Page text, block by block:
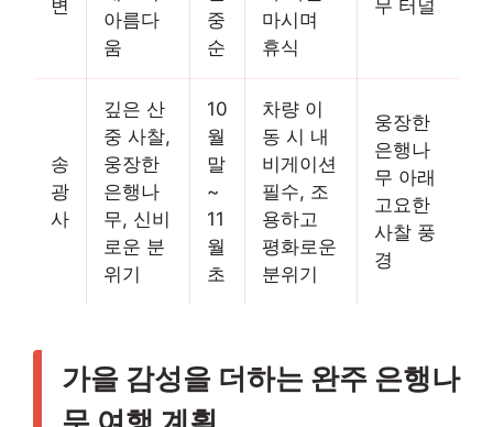
변
아름다
움
중
순
마시며
휴식
무 터널
송
광
사
깊은 산
중 사찰,
웅장한
은행나
무, 신비
로운 분
위기
10
월
말
~
11
월
초
차량 이
동 시 내
비게이션
필수, 조
용하고
평화로운
분위기
웅장한
은행나
무 아래
고요한
사찰 풍
경
가을 감성을 더하는 완주 은행나